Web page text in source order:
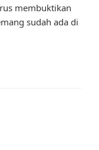
membuktikan
sudah ada di